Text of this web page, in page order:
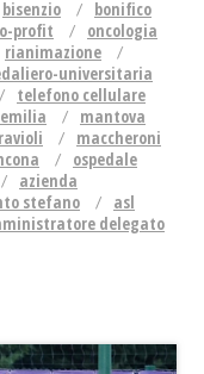
bisenzio
bonifico
profit
oncologia
rianimazione
universitaria
telefono cellulare
mantova
ravioli
maccheroni
ospedale
azienda
stefano
asl
delegato